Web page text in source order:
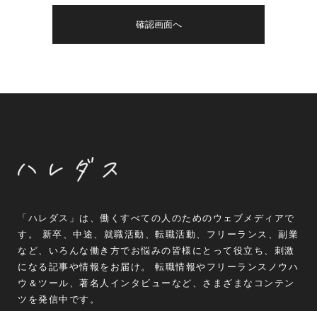
「ハレダス」は、働くすべての人のためのウェブメディアで
す。 新卒、中途、就職活動、転職活動、フリーランス、副業
など、いろんな働き方でお悩みの皆様にとって役立ち、刺激
になる記事や情報をお届け。 転職情報やフリーランスノウハ
ウ＆ツール、著名人インタビューなど、さまざまなコンテン
ツを発信中です。